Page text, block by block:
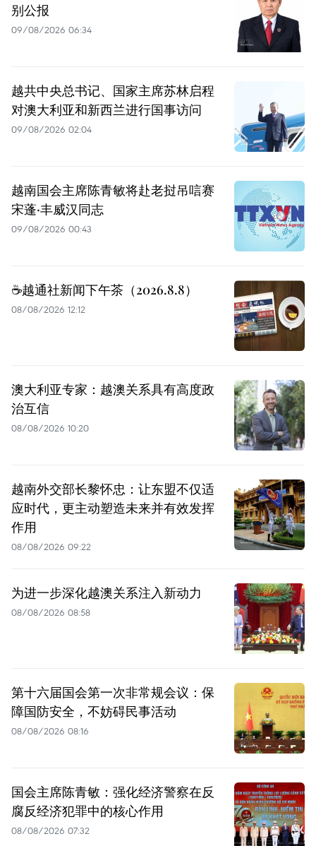
别公报
09/08/2026 06:34
越共中央总书记、国家主席苏林启程
对澳大利亚和新西兰进行国事访问
09/08/2026 02:04
越南国会主席陈青敏将赴老挝吊唁赛
宋蓬·丰威汉同志
09/08/2026 00:43
☕️越通社新闻下午茶（2026.8.8）
08/08/2026 12:12
澳大利亚专家：越澳关系具有高度政
治互信
08/08/2026 10:20
越南外交部长黎怀忠：让东盟不仅适
应时代，更主动塑造未来并有效发挥
作用
08/08/2026 09:22
为进一步深化越澳关系注入新动力
08/08/2026 08:58
第十六届国会第一次非常规会议：保
障国防安全，不妨碍民事活动
08/08/2026 08:16
国会主席陈青敏：强化经济警察在反
腐反经济犯罪中的核心作用
08/08/2026 07:32